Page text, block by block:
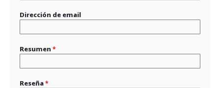
Dirección de email
Resumen
Reseña